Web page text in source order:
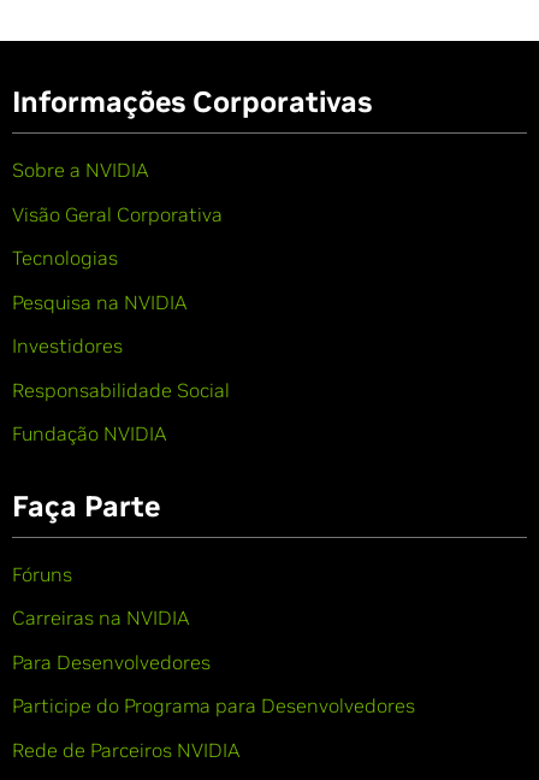
Informações Corporativas
Sobre a NVIDIA
Visão Geral Corporativa
Tecnologias
Pesquisa na NVIDIA
Investidores
Responsabilidade Social
Fundação NVIDIA
Faça Parte
Fóruns
Carreiras na NVIDIA
Para Desenvolvedores
Participe do Programa para Desenvolvedores
Rede de Parceiros NVIDIA